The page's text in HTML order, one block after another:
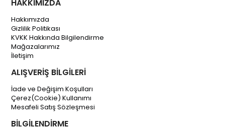
HAKKIMIZDA
Hakkımızda
Gizlilik Politikası
KVKK Hakkında Bilgilendirme
Mağazalarımız
İletişim
ALIŞVERİŞ BİLGİLERİ
İade ve Değişim Koşulları
Çerez(Cookie) Kullanımı
Mesafeli Satış Sözleşmesi
BİLGİLENDİRME